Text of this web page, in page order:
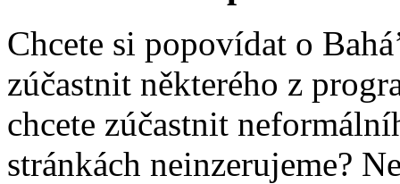
Chcete si popovídat o
zúčastnit některého z
chcete zúčastnit
stránkách neinzerujeme?